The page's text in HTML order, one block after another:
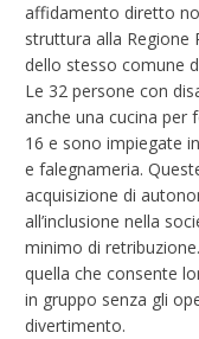
affidamento diretto
struttura alla Regione
dello stesso comune
Le 32 persone con
anche una cucina per
16 e sono impiegate
e falegnameria.
acquisizione di
all’inclusione nella
minimo di
quella che consente
in gruppo senza gli
divertimento.